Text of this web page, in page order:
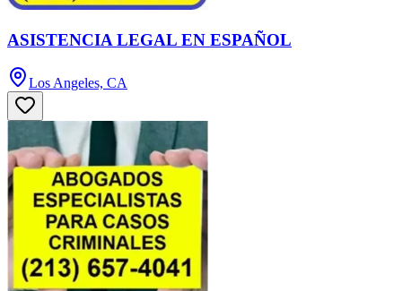
ASISTENCIA LEGAL EN ESPAÑOL
Los Angeles, CA